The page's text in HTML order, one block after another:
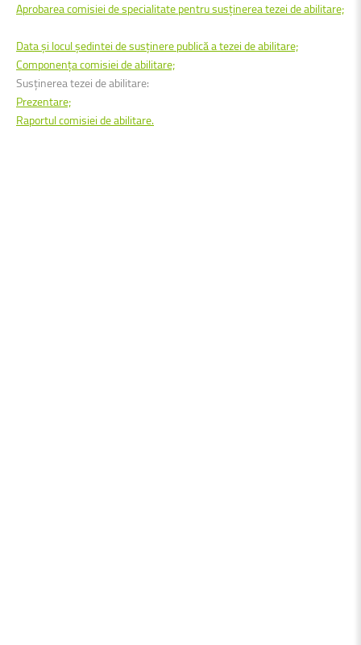
Aprobarea comisiei de specialitate pentru susținerea tezei de abilitare;
Data şi locul şedintei de susţinere publică a tezei de abilitare;
Componenţa comisiei de abilitare;
Susţinerea tezei de abilitare:
Prezentare;
Raportul comisiei de abilitare.